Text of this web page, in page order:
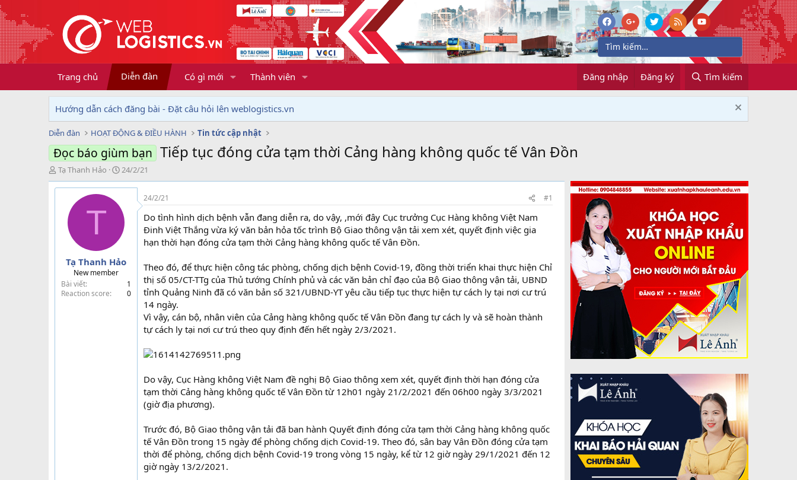
Trang chủ Diễn đàn Có gì mới Thành viên Đăng nhập Đăng ký Tìm kiếm
Hướng dẫn cách đăng bài - Đặt câu hỏi lên weblogistics.vn
Diễn đàn HOẠT ĐỘNG & ĐIỀU HÀNH Tin tức cập nhật
Đọc báo giùm bạn Tiếp tục đóng cửa tạm thời Cảng hàng không quốc tế Vân Đồn
T
h
r
Tạ Thanh Hảo
N
g
à
g
ử
i
24/2/21
T
Tạ Thanh Hảo
New member
Bài viết
1
Reaction score
0
24/2/21 #1
Do tình hình dịch bệnh vẫn đang diễn ra, do vậy, ,mới đây Cục trưởng Cục Hàng không Việt Nam
Đinh Việt Thắng vừa ký văn bản hỏa tốc trình Bộ Giao thông vận tải xem xét, quyết định việc gia
hạn thời hạn đóng cửa tạm thời Cảng hàng không quốc tế Vân Đồn.
Theo đó, để thực hiện công tác phòng, chống dịch bệnh Covid-19, đồng thời triển khai thực hiện Chỉ
thị số 05/CT-TTg của Thủ tướng Chính phủ và các văn bản chỉ đạo của Bộ Giao thông vận tải, UBND
tỉnh Quảng Ninh đã có văn bản số 321/UBND-YT yêu cầu tiếp tục thực hiện tự cách ly tại nơi cư trú
14 ngày.
Vì vậy, cán bộ, nhân viên của Cảng hàng không quốc tế Vân Đồn đang tự cách ly và sẽ hoàn thành
tự cách ly tại nơi cư trú theo quy định đến hết ngày 2/3/2021.
Do vậy, Cục Hàng không Việt Nam đề nghị Bộ Giao thông xem xét, quyết định thời hạn đóng cửa
tạm thời Cảng hàng không quốc tế Vân Đồn từ 12h01 ngày 21/2/2021 đến 06h00 ngày 3/3/2021
(giờ địa phương).
Trước đó, Bộ Giao thông vận tải đã ban hành Quyết định đóng cửa tạm thời Cảng hàng không quốc
tế Vân Đồn trong 15 ngày để phòng chống dịch Covid-19. Theo đó, sân bay Vân Đồn đóng cửa tạm
thời để phòng, chống dịch bệnh Covid-19 trong vòng 15 ngày, kể từ 12 giờ ngày 29/1/2021 đến 12
giờ ngày 13/2/2021.